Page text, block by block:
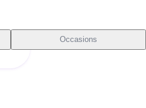
Occasions